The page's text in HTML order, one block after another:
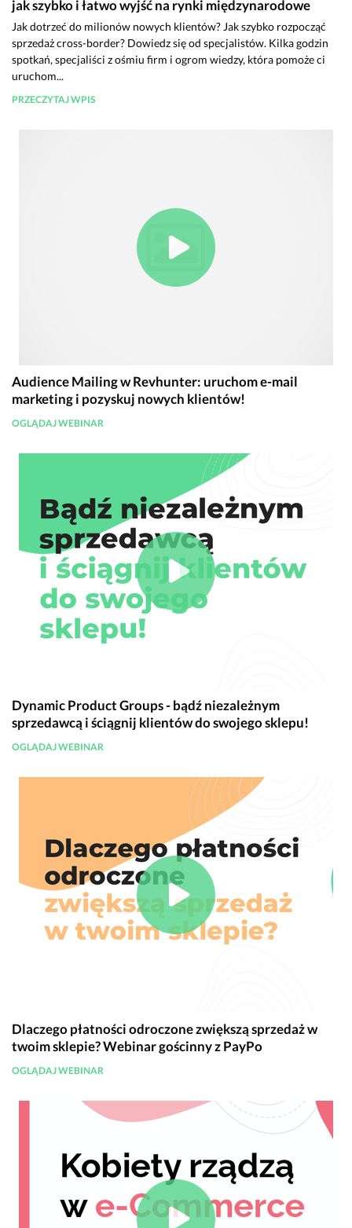
jak szybko i łatwo wyjść na rynki międzynarodowe
Jak dotrzeć do milionów nowych klientów? Jak szybko rozpocząć
sprzedaż cross-border? Dowiedz się od specjalistów. Kilka godzin
spotkań, specjaliści z ośmiu firm i ogrom wiedzy, która pomoże ci
uruchom...
PRZECZYTAJ WPIS
Audience Mailing w Revhunter: uruchom e-mail
marketing i pozyskuj nowych klientów!
OGLĄDAJ WEBINAR
Dynamic Product Groups - bądź niezależnym
sprzedawcą i ściągnij klientów do swojego sklepu!
OGLĄDAJ WEBINAR
Dlaczego płatności odroczone zwiększą sprzedaż w
twoim sklepie? Webinar gościnny z PayPo
OGLĄDAJ WEBINAR